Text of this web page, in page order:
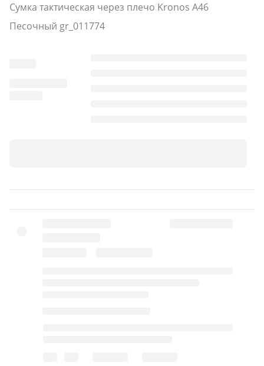
Сумка тактическая через плечо Kronos A46
Песочный gr_011774